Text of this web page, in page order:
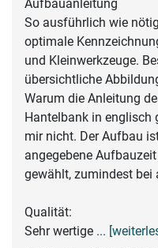
Aufbauanleitung
So ausführlich wie
optimale
und Kleinwerkzeuge.
übersichtliche
Warum die Anleitung
Hantelbank in englisch
mir nicht. Der Aufbau
angegebene
gewählt, zumindest bei
Qualität:
Sehr wertige ...